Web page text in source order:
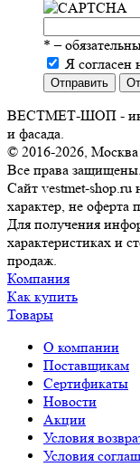
* –
Я согласен
Отправить
ВЕСТМЕТ-ШОП -
и фасада.
© 2016-2026, Москва
Все права защищены.
Сайт vestmet-
характер, не
Для получения
характеристиках и
продаж.
Компания
Как купить
Товары
О компании
Поставщикам
Сертификаты
Новости
Акции
Условия
Условия